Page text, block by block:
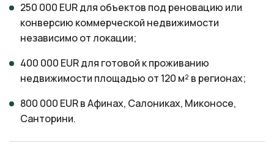
250 000 EUR для объектов под реновацию или
конверсию коммерческой недвижимости
независимо от локации;
400 000 EUR для готовой к проживанию
недвижимости площадью от 120 м² в регионах;
800 000 EUR в Афинах, Салониках, Миконосе,
Санторини.